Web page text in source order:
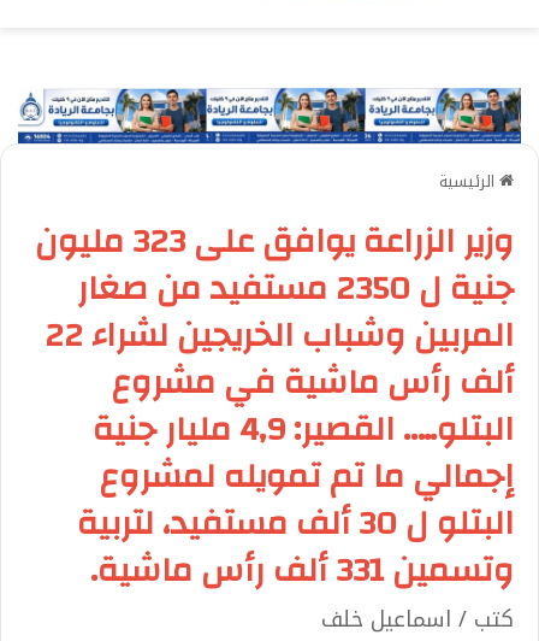
الرئيسية
وزير الزراعة يوافق على 323 مليون
جنية ل 2350 مستفيد من صغار
المربين وشباب الخريجين لشراء 22
ألف رأس ماشية في مشروع
البتلو….. القصير: 4,9 مليار جنية
إجمالي ما تم تمويله لمشروع
البتلو ل 30 ألف مستفيد، لتربية
وتسمين 331 ألف رأس ماشية.
كتب / اسماعيل خلف